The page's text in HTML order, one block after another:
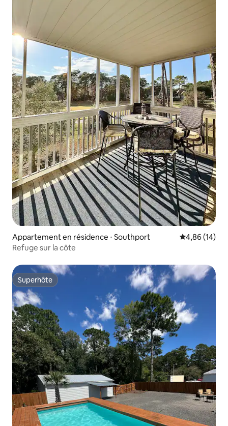
Appartement en résidence ⋅ Southport Évaluation
4,86 (14)
Refuge sur la côte
Superhôte
Superhôte